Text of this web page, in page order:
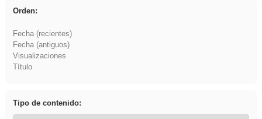
Orden:
Fecha (recientes)
Fecha (antiguos)
Visualizaciones
Título
Tipo de contenido: